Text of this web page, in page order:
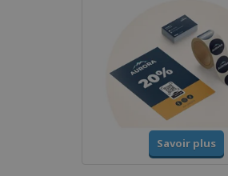
Savoir plus